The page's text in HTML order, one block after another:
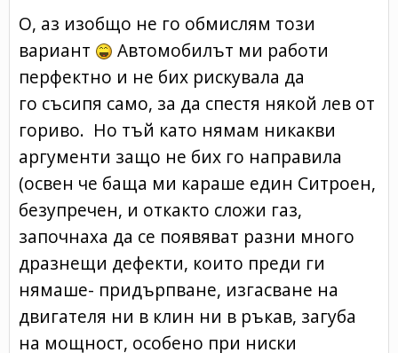
О, аз изобщо не го обмислям този
вариант
Автомобилът ми работи
перфектно и не бих рискувала да
го съсипя само, за да спестя някой лев от
гориво. Но тъй като нямам никакви
аргументи защо не бих го направила
(освен че баща ми караше един Ситроен,
безупречен, и откакто сложи газ,
започнаха да се появяват разни много
дразнещи дефекти, които преди ги
нямаше- придърпване, изгасване на
двигателя ни в клин ни в ръкав, загуба
на мощност, особено при ниски